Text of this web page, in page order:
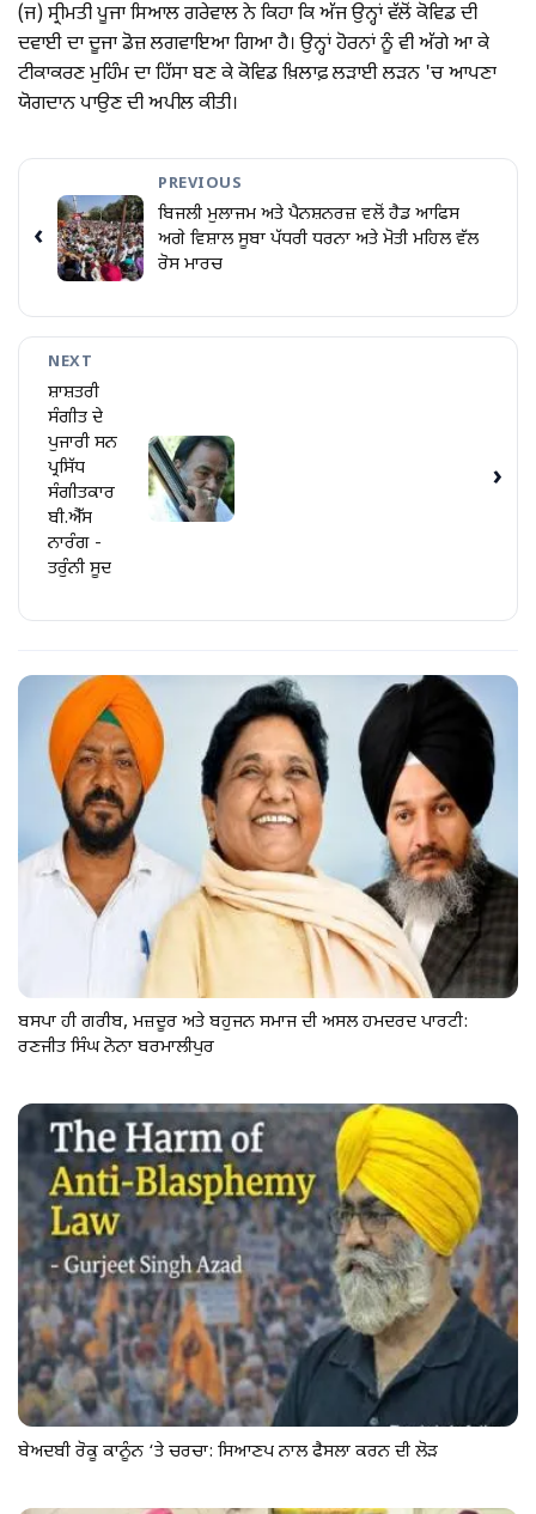
(ਜ) ਸ੍ਰੀਮਤੀ ਪੂਜਾ ਸਿਆਲ ਗਰੇਵਾਲ ਨੇ ਕਿਹਾ ਕਿ ਅੱਜ ਉਨ੍ਹਾਂ ਵੱਲੋਂ ਕੋਵਿਡ ਦੀ
ਦਵਾਈ ਦਾ ਦੂਜਾ ਡੋਜ਼ ਲਗਵਾਇਆ ਗਿਆ ਹੈ। ਉਨ੍ਹਾਂ ਹੋਰਨਾਂ ਨੂੰ ਵੀ ਅੱਗੇ ਆ ਕੇ
ਟੀਕਾਕਰਣ ਮੁਹਿੰਮ ਦਾ ਹਿੱਸਾ ਬਣ ਕੇ ਕੋਵਿਡ ਖ਼ਿਲਾਫ਼ ਲੜਾਈ ਲੜਨ 'ਚ ਆਪਣਾ
ਯੋਗਦਾਨ ਪਾਉਣ ਦੀ ਅਪੀਲ ਕੀਤੀ।
‹
PREVIOUS
ਬਿਜਲੀ ਮੁਲਾਜਮ ਅਤੇ ਪੈਨਸ਼ਨਰਜ਼ ਵਲੋਂ ਹੈਡ ਆਫਿਸ
ਅਗੇ ਵਿਸ਼ਾਲ ਸੂਬਾ ਪੱਧਰੀ ਧਰਨਾ ਅਤੇ ਮੋਤੀ ਮਹਿਲ ਵੱਲ
ਰੋਸ ਮਾਰਚ
NEXT
ਸ਼ਾਸ਼ਤਰੀ
ਸੰਗੀਤ ਦੇ
ਪੁਜਾਰੀ ਸਨ
ਪ੍ਰਸਿੱਧ
ਸੰਗੀਤਕਾਰ
ਬੀ.ਐੱਸ
ਨਾਰੰਗ -
ਤਰੁੰਨੀ ਸੂਦ
›
ਬਸਪਾ ਹੀ ਗਰੀਬ, ਮਜ਼ਦੂਰ ਅਤੇ ਬਹੁਜਨ ਸਮਾਜ ਦੀ ਅਸਲ ਹਮਦਰਦ ਪਾਰਟੀ:
ਰਣਜੀਤ ਸਿੰਘ ਨੋਨਾ ਬਰਮਾਲੀਪੁਰ
ਬੇਅਦਬੀ ਰੋਕੂ ਕਾਨੂੰਨ ‘ਤੇ ਚਰਚਾ: ਸਿਆਣਪ ਨਾਲ ਫੈਸਲਾ ਕਰਨ ਦੀ ਲੋੜ